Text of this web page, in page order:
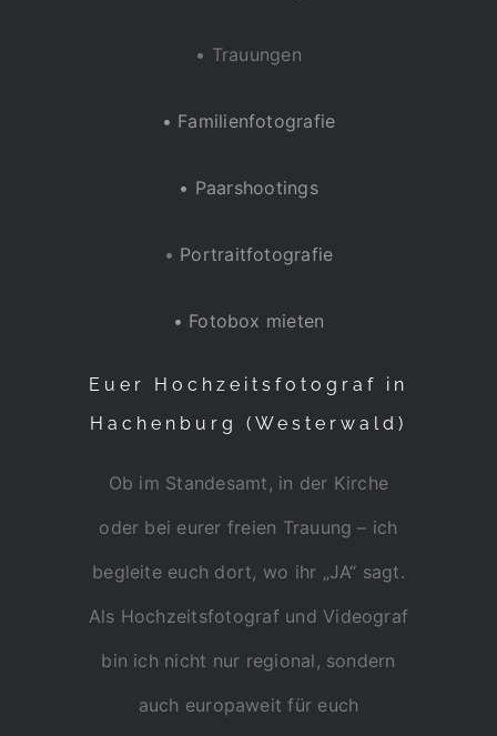
• Trauungen
• Familienfotografie
• Paarshootings
• Portraitfotografie
• Fotobox mieten
Euer Hochzeitsfotograf in
Hachenburg (Westerwald)
Ob im Standesamt, in der Kirche
oder bei eurer freien Trauung – ich
begleite euch dort, wo ihr „JA“ sagt.
Als Hochzeitsfotograf und Videograf
bin ich nicht nur regional, sondern
auch europaweit für euch